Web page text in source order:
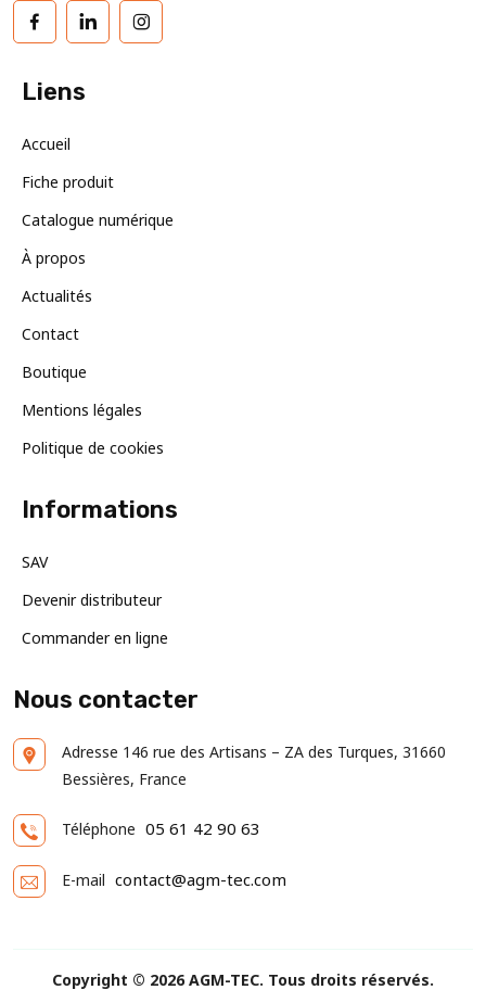
Liens
Accueil
Fiche produit
Catalogue numérique
À propos
Actualités
Contact
Boutique
Mentions légales
Politique de cookies
Informations
SAV
Devenir distributeur
Commander en ligne
Nous contacter
Adresse 146 rue des Artisans – ZA des Turques, 31660
Bessières, France
Téléphone 05 61 42 90 63
E-mail contact@agm-tec.com
Copyright © 2026 AGM-TEC. Tous droits réservés.